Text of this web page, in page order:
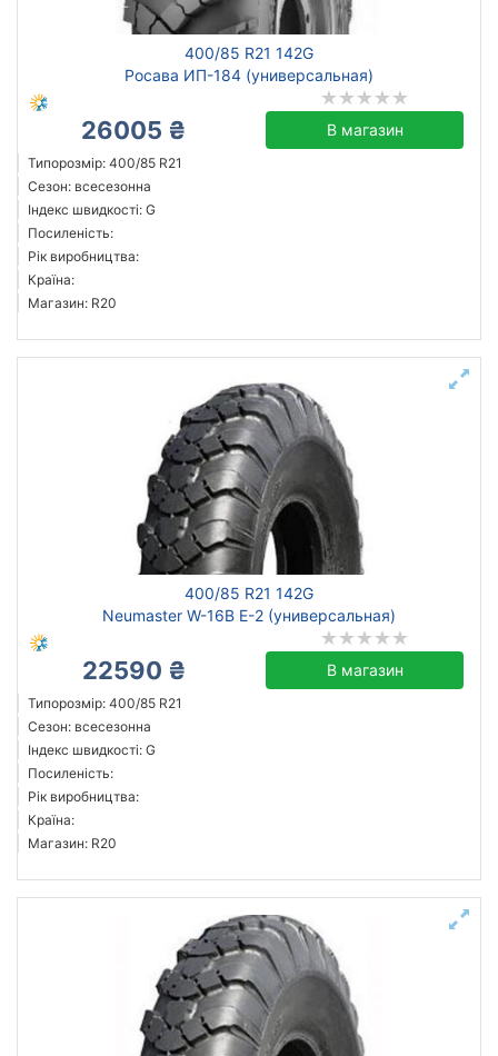
400/85 R21 142G
Росава ИП-184 (универсальная)
26005 ₴ В магазин
Типорозмір: 400/85 R21
Сезон: всесезонна
Індекс швидкості: G
Посиленість:
Рік виробництва:
Країна:
Магазин: R20
400/85 R21 142G
Neumaster W-16B E-2 (универсальная)
22590 ₴ В магазин
Типорозмір: 400/85 R21
Сезон: всесезонна
Індекс швидкості: G
Посиленість:
Рік виробництва:
Країна:
Магазин: R20